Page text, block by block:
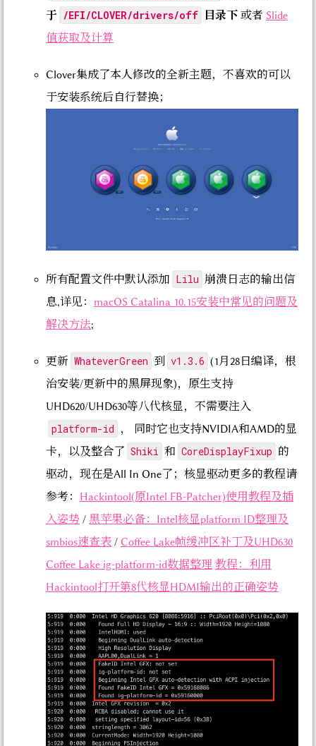
于 /EFI/CLOVER/drivers/off 目录下 或者 Slide
值获取及计算
Clover集成了本人修改的全新主题，不喜欢的可以
于安装系统后自行替换；
所有配置文件中默认添加 Lilu 崩溃日志的输出信
息,详见： macOS Catalina 10.15安装中常见的问题及
解决方法;
更新 WhateverGreen 到 v1.3.6 (1月28日编译，根
治安装/更新中的黑屏现象)，原生支持
UHD620/UHD630等八代核显，不需要注入
platform-id
， 同时它也支持NVIDIA和AMD的显
卡，以及整合了 Shiki 和 CoreDisplayFixup 的
驱动，现在是All In One了；核显驱动更多的教程请
参考： Hackintool(原Intel FB-Patcher)使用教程及插
入姿势 / 黑苹果必备：Intel核显platform ID整理及
smbios速查表 / Coffee Lake帧缓冲区补丁及UHD630
Coffee Lake ig-platform-id数据整理 教程：利用
Hackintool打开第8代核显HDMI输出的正确姿势